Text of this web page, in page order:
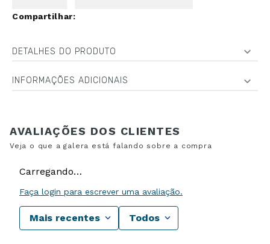
DETALHES DO PRODUTO
INFORMAÇÕES ADICIONAIS
Carregando…
Faça login para escrever uma avaliação.
Mais recentes Todos